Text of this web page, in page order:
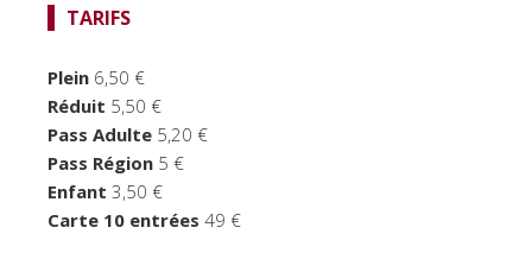
TARIFS
Plein 6,50 €
Réduit 5,50 €
Pass Adulte 5,20 €
Pass Région 5 €
Enfant 3,50 €
Carte 10 entrées 49 €